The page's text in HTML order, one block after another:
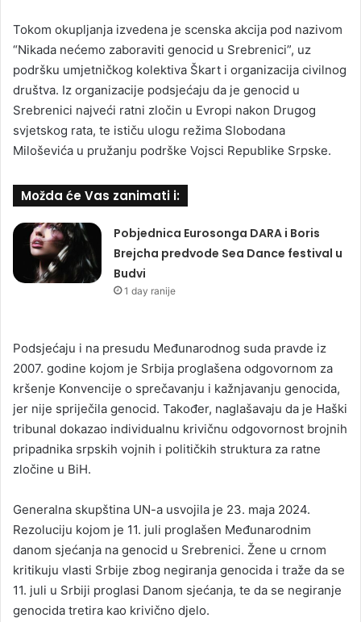
Tokom okupljanja izvedena je scenska akcija pod nazivom
“Nikada nećemo zaboraviti genocid u Srebrenici”, uz
podršku umjetničkog kolektiva Škart i organizacija civilnog
društva. Iz organizacije podsjećaju da je genocid u
Srebrenici najveći ratni zločin u Evropi nakon Drugog
svjetskog rata, te ističu ulogu režima Slobodana
Miloševića u pružanju podrške Vojsci Republike Srpske.
Možda će Vas zanimati i:
Pobjednica Eurosonga DARA i Boris
Brejcha predvode Sea Dance festival u
Budvi
1 day ranije
Podsjećaju i na presudu Međunarodnog suda pravde iz
2007. godine kojom je Srbija proglašena odgovornom za
kršenje Konvencije o sprečavanju i kažnjavanju genocida,
jer nije spriječila genocid. Također, naglašavaju da je Haški
tribunal dokazao individualnu krivičnu odgovornost brojnih
pripadnika srpskih vojnih i političkih struktura za ratne
zločine u BiH.
Generalna skupština UN-a usvojila je 23. maja 2024.
Rezoluciju kojom je 11. juli proglašen Međunarodnim
danom sjećanja na genocid u Srebrenici. Žene u crnom
kritikuju vlasti Srbije zbog negiranja genocida i traže da se
11. juli u Srbiji proglasi Danom sjećanja, te da se negiranje
genocida tretira kao krivično djelo.